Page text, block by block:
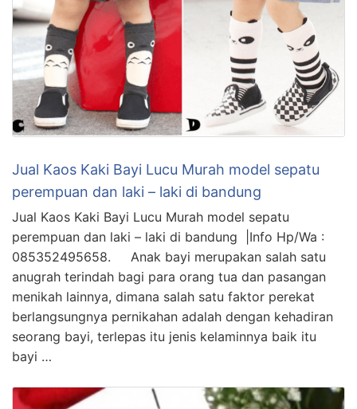
Jual Kaos Kaki Bayi Lucu Murah model sepatu
perempuan dan laki – laki di bandung
Jual Kaos Kaki Bayi Lucu Murah model sepatu
perempuan dan laki – laki di bandung |Info Hp/Wa :
085352495658. Anak bayi merupakan salah satu
anugrah terindah bagi para orang tua dan pasangan
menikah lainnya, dimana salah satu faktor perekat
berlangsungnya pernikahan adalah dengan kehadiran
seorang bayi, terlepas itu jenis kelaminnya baik itu
bayi …